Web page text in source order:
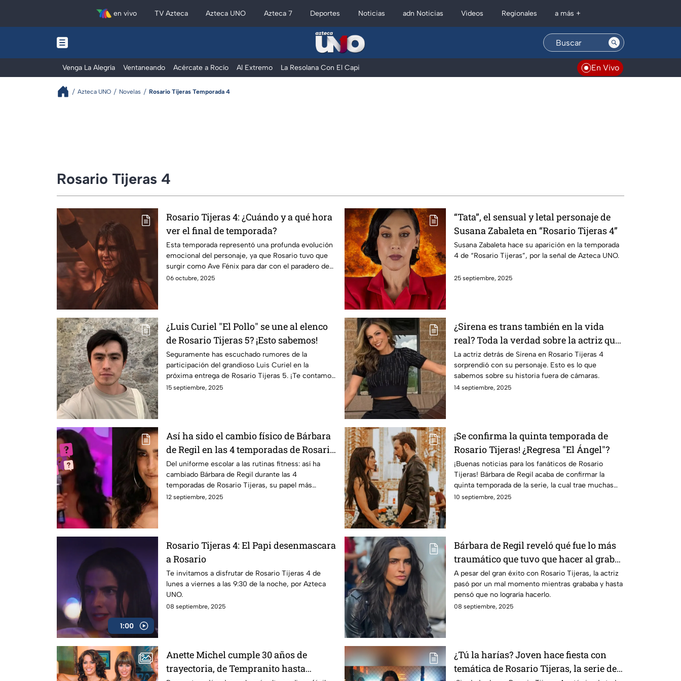
en vivo TV Azteca Azteca UNO Azteca 7 Deportes Noticias adn Noticias Videos Regionales a más +
Venga La Alegría Ventaneando Acércate a Rocío Al Extremo La Resolana Con El Capi En Vivo
Azteca UNO Novelas Rosario Tijeras Temporada 4
Rosario Tijeras 4
Rosario Tijeras 4: ¿Cuándo y a qué hora
ver el final de temporada?
Esta temporada representó una profunda evolución
emocional del personaje, ya que Rosario tuvo que
surgir como Ave Fénix para dar con el paradero de
su hija Ruby.
06 octubre, 2025
“Tata”, el sensual y letal personaje de
Susana Zabaleta en “Rosario Tijeras 4”
Susana Zabaleta hace su aparición en la temporada
4 de “Rosario Tijeras”, por la señal de Azteca UNO.
25 septiembre, 2025
¿Luis Curiel "El Pollo" se une al elenco
de Rosario Tijeras 5? ¡Esto sabemos!
Seguramente has escuchado rumores de la
participación del grandioso Luis Curiel en la
próxima entrega de Rosario Tijeras 5. ¡Te contamos
los detalles!
15 septiembre, 2025
¿Sirena es trans también en la vida
real? Toda la verdad sobre la actriz que
la rompió en Rosario Tijeras 4
La actriz detrás de Sirena en Rosario Tijeras 4
sorprendió con su personaje. Esto es lo que
sabemos sobre su historia fuera de cámaras.
14 septiembre, 2025
Así ha sido el cambio físico de Bárbara
de Regil en las 4 temporadas de Rosario
Tijeras
Del uniforme escolar a las rutinas fitness: así ha
cambiado Bárbara de Regil durante las 4
temporadas de Rosario Tijeras, su papel más
icónico.
12 septiembre, 2025
¡Se confirma la quinta temporada de
Rosario Tijeras! ¿Regresa "El Ángel"?
¡Buenas noticias para los fanáticos de Rosario
Tijeras! Bárbara de Regil acaba de confirmar la
quinta temporada de la serie, la cual trae muchas
sorpresas.
10 septiembre, 2025
1:00
Rosario Tijeras 4: El Papi desenmascara
a Rosario
Te invitamos a disfrutar de Rosario Tijeras 4 de
lunes a viernes a las 9:30 de la noche, por Azteca
UNO.
08 septiembre, 2025
Bárbara de Regil reveló qué fue lo más
traumático que tuvo que hacer al grabar
Rosario Tijeras
A pesar del gran éxito con Rosario Tijeras, la actriz
pasó por un mal momento mientras grababa y hasta
pensó que no lograría hacerlo.
08 septiembre, 2025
Anette Michel cumple 30 años de
trayectoria, de Tempranito hasta
¿Tú la harías? Joven hace fiesta con
temática de Rosario Tijeras, la serie del